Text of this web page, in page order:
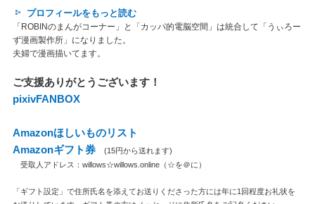
プロフィールをもっと読む
「ROBINのまんがコーナー」と「カッパ的電脳空間」は統合して「うぃろー
ず漫画製作所」になりました。
夫婦で漫画描いてます。
ご支援ありがとうございます！
pixivFANBOX
Amazonほしいものリスト
Amazonギフト券
(15円から送れます)
受取人アドレス：willows☆willows.online（☆を＠に）
「ギフト設定」で住所氏名を添えてお送りくださった方には年に1回程度お礼状を